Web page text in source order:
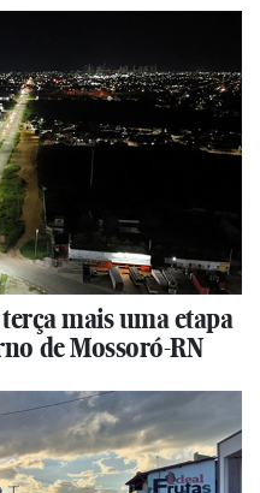
mais uma etapa
de Mossoró-RN